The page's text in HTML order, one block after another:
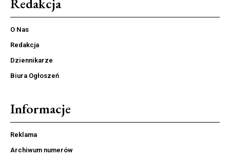
Redakcja
O Nas
Redakcja
Dziennikarze
Biura Ogłoszeń
Informacje
Reklama
Archiwum numerów